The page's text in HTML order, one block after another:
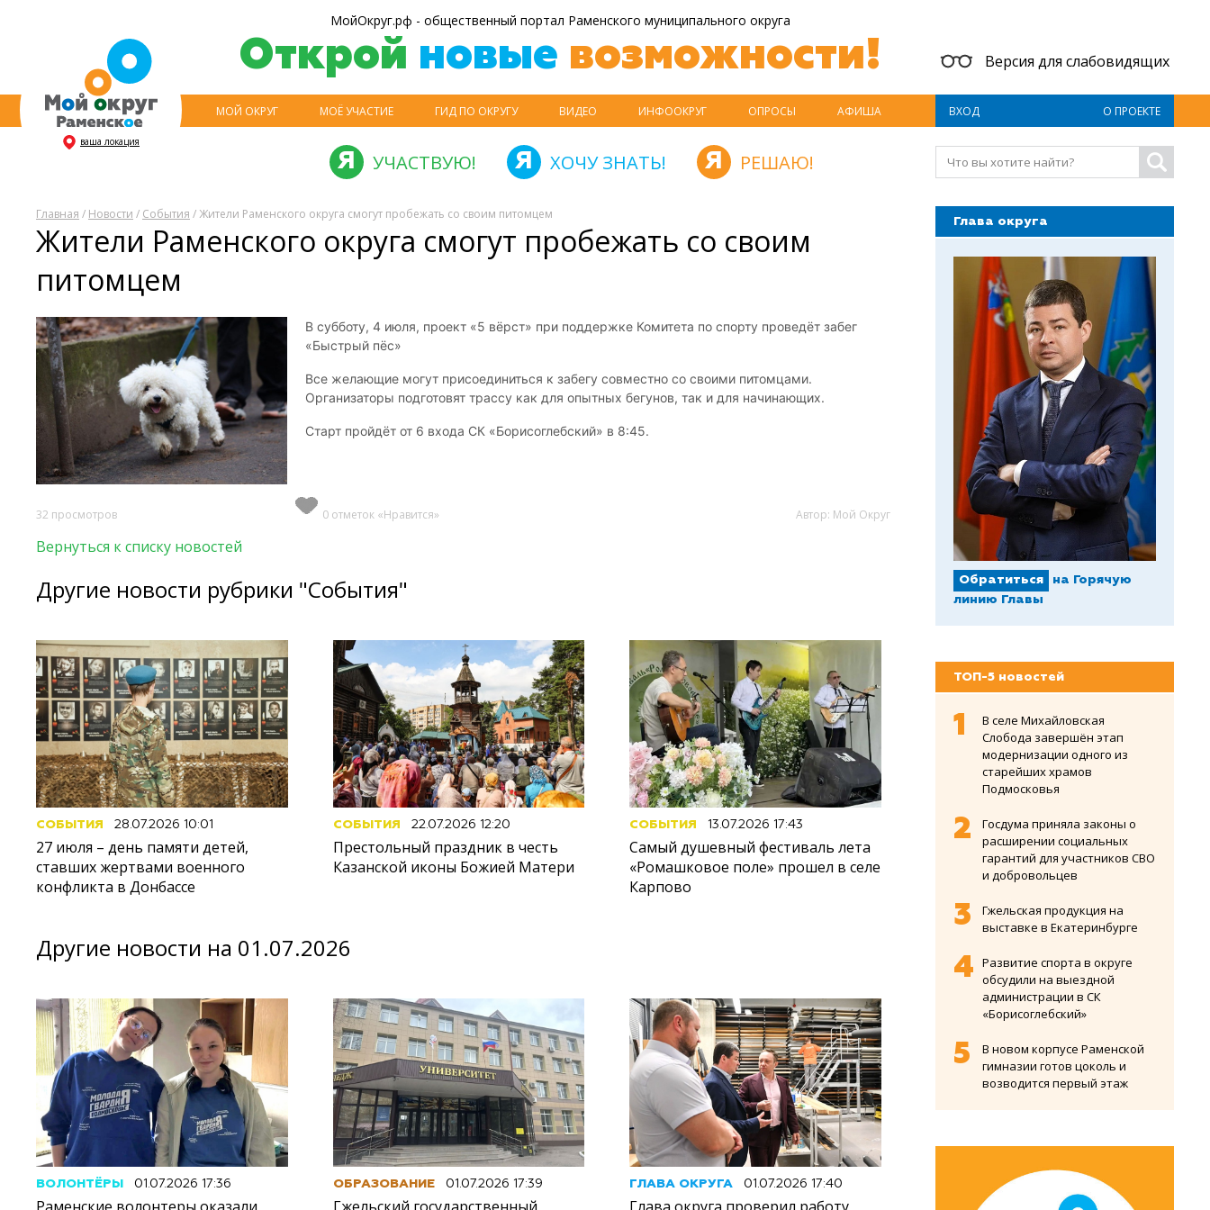
ваша локация
МойОкруг.рф - общественный портал Раменского муниципального округа
Открой новые возможности! Версия для слабовидящих
МОЙ ОКРУГ МОЁ УЧАСТИЕ ГИД ПО ОКРУГУ ВИДЕО ИНФООКРУГ ОПРОСЫ АФИША ВХОД О ПРОЕКТЕ
УЧАСТВУЮ! ХОЧУ ЗНАТЬ! РЕШАЮ!
Главная / Новости / События / Жители Раменского округа смогут пробежать со своим питомцем
Жители Раменского округа смогут пробежать со своим
питомцем
В субботу, 4 июля, проект «5 вёрст» при поддержке Комитета по спорту проведёт забег
«Быстрый пёс»
Все желающие могут присоединиться к забегу совместно со своими питомцами.
Организаторы подготовят трассу как для опытных бегунов, так и для начинающих.
Старт пройдёт от 6 входа СК «Борисоглебский» в 8:45.
32 просмотров 0 отметок «Нравится» Автор: Мой Округ
Вернуться к списку новостей
Другие новости рубрики "События"
СОБЫТИЯ 28.07.2026 10:01
27 июля – день памяти детей,
ставших жертвами военного
конфликта в Донбассе
СОБЫТИЯ 22.07.2026 12:20
Престольный праздник в честь
Казанской иконы Божией Матери
СОБЫТИЯ 13.07.2026 17:43
Самый душевный фестиваль лета
«Ромашковое поле» прошел в селе
Карпово
Другие новости на 01.07.2026
ВОЛОНТЁРЫ 01.07.2026 17:36 ОБРАЗОВАНИЕ 01.07.2026 17:39 ГЛАВА ОКРУГА 01.07.2026 17:40
Глава округа
Обратиться
на Горячую
линию Главы
ТОП-5 новостей
В селе Михайловская
Слобода завершён этап
модернизации одного из
старейших храмов
Подмосковья
Госдума приняла законы о
расширении социальных
гарантий для участников СВО
и добровольцев
Гжельская продукция на
выставке в Екатеринбурге
Развитие спорта в округе
обсудили на выездной
администрации в СК
«Борисоглебский»
В новом корпусе Раменской
гимназии готов цоколь и
возводится первый этаж